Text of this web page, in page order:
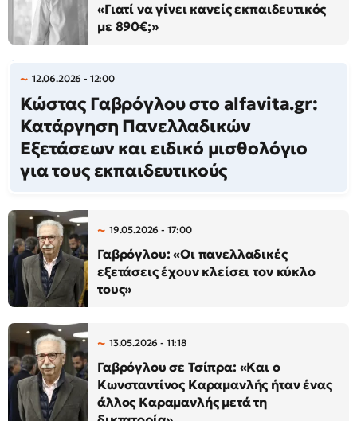
«Γιατί να γίνει κανείς εκπαιδευτικός
με 890€;»
12.06.2026 - 12:00
Κώστας Γαβρόγλου στο alfavita.gr:
Κατάργηση Πανελλαδικών
Εξετάσεων και ειδικό μισθολόγιο
για τους εκπαιδευτικούς
19.05.2026 - 17:00
Γαβρόγλου: «Οι πανελλαδικές
εξετάσεις έχουν κλείσει τον κύκλο
τους»
13.05.2026 - 11:18
Γαβρόγλου σε Τσίπρα: «Και ο
Κωνσταντίνος Καραμανλής ήταν ένας
άλλος Καραμανλής μετά τη